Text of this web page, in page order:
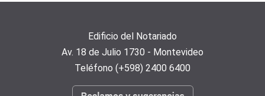
Edificio del Notariado
Av. 18 de Julio 1730 - Montevideo
Teléfono (+598) 2400 6400